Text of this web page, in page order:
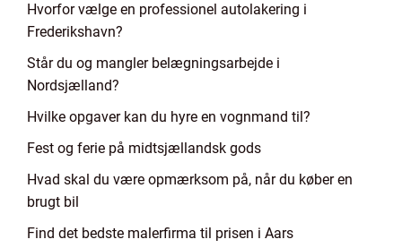
Hvorfor vælge en professionel autolakering i
Frederikshavn?
Står du og mangler belægningsarbejde i
Nordsjælland?
Hvilke opgaver kan du hyre en vognmand til?
Fest og ferie på midtsjællandsk gods
Hvad skal du være opmærksom på, når du køber en
brugt bil
Find det bedste malerfirma til prisen i Aars